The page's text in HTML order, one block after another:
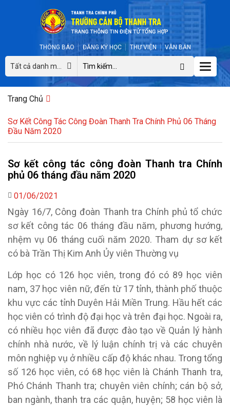
THÔNG BÁO ĐĂNG KÝ HỌC THƯ VIỆN VĂN BẢN
Tất cả danh mục
Toggle
Trang Chủ
Sơ Kết Công Tác Công Đoàn Thanh Tra Chính Phủ 06 Tháng
Đầu Năm 2020
Sơ kết công tác công đoàn Thanh tra Chính
phủ 06 tháng đầu năm 2020
01/06/2021
Ngày 16/7, Công đoàn Thanh tra Chính phủ tổ chức
sơ kết công tác 06 tháng đầu năm, phương hướng,
nhệm vụ 06 tháng cuối năm 2020. Tham dự sơ kết
có bà Trần Thị Kim Anh Ủy viên Thường vụ
Lớp học có 126 học viên, trong đó có 89 học viên
nam, 37 học viên nữ, đến từ 17 tỉnh, thành phố thuộc
khu vực các tỉnh Duyên Hải Miền Trung. Hầu hết các
học viên có trình độ đại học và trên đại học. Ngoài ra,
có nhiều học viên đã được đào tạo về Quản lý hành
chính nhà nước, về lý luận chính trị và các chuyên
môn nghiệp vụ ở nhiều cấp độ khác nhau. Trong tổng
số 126 học viên, có 68 học viên là Chánh Thanh tra,
Phó Chánh Thanh tra; chuyên viên chính; cán bộ sở,
ban ngành, thanh tra các quận, huyện; 58 học viên là